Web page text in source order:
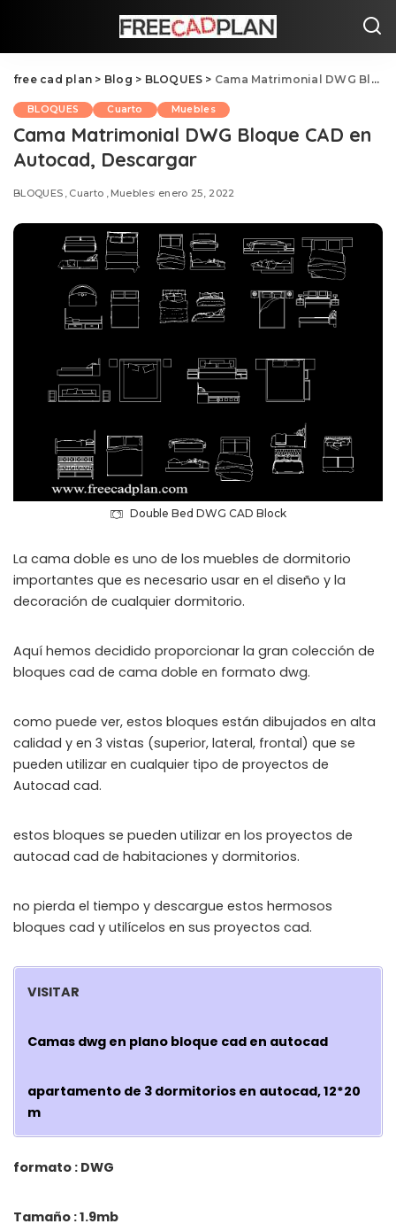
free cad plan > Blog > BLOQUES > Cama Matrimonial DWG Bloque CAD en Autocad, Descargar
BLOQUES Cuarto Muebles
Cama Matrimonial DWG Bloque CAD en
Autocad, Descargar
BLOQUES Cuarto Muebles enero 25, 2022
Double Bed DWG CAD Block
La cama doble es uno de los muebles de dormitorio
importantes que es necesario usar en el diseño y la
decoración de cualquier dormitorio.
Aquí hemos decidido proporcionar la gran colección de
bloques cad de cama doble en formato dwg.
como puede ver, estos bloques están dibujados en alta
calidad y en 3 vistas (superior, lateral, frontal) que se
pueden utilizar en cualquier tipo de proyectos de
Autocad cad.
estos bloques se pueden utilizar en los proyectos de
autocad cad de habitaciones y dormitorios.
no pierda el tiempo y descargue estos hermosos
bloques cad y utilícelos en sus proyectos cad.
VISITAR
Camas dwg en plano bloque cad en autocad
apartamento de 3 dormitorios en autocad, 12*20
m
formato : DWG
Tamaño : 1.9mb